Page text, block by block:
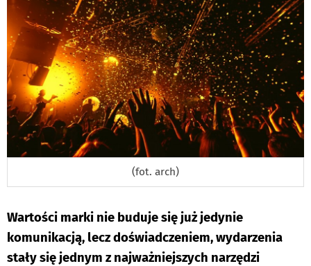
(fot. arch)
Wartości marki nie buduje się już jedynie
komunikacją, lecz doświadczeniem, wydarzenia
stały się jednym z najważniejszych narzędzi